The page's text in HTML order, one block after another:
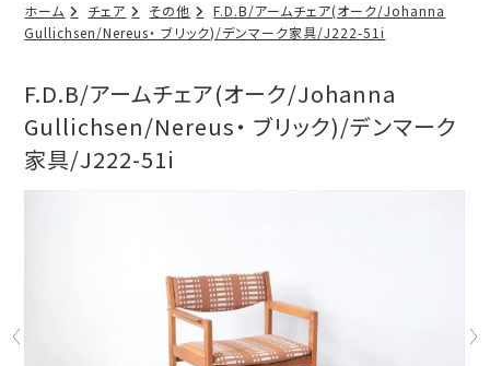
ホーム チェア その他
F.D.B/アームチェア(オーク/Johanna
Gullichsen/Nereus・ ブリック)/デンマーク家具/J222-51i
F.D.B/アームチェア(オーク/Johanna
Gullichsen/Nereus・ ブリック)/デンマーク
家具/J222-51i